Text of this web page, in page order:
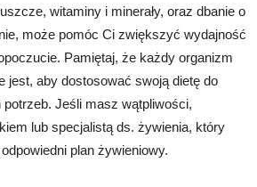
witaminy i minerały, oraz dbanie o
może pomóc Ci zwiększyć wydajność
Pamiętaj, że każdy organizm
jest, aby dostosować swoją dietę do
Jeśli masz wątpliwości,
lub specjalistą ds. żywienia, który
plan żywieniowy.